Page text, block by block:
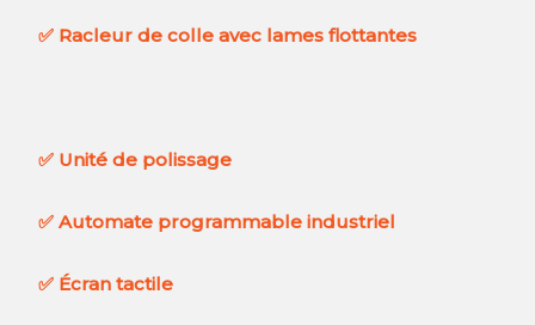
✅ Racleur de colle avec lames flottantes
✅ Unité de polissage
✅ Automate programmable industriel
✅ Écran tactile